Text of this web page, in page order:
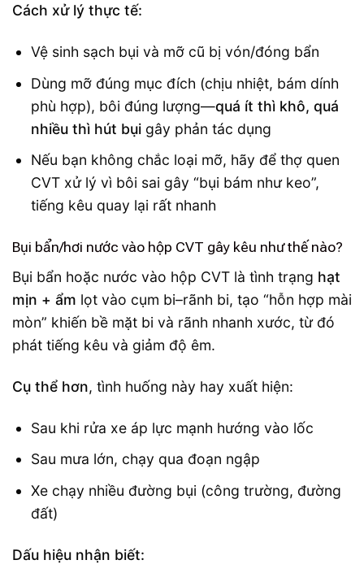
Cách xử lý thực tế:
Vệ sinh sạch bụi và mỡ cũ bị vón/đóng bẩn
Dùng mỡ đúng mục đích (chịu nhiệt, bám dính
phù hợp), bôi đúng lượng—quá ít thì khô, quá
nhiều thì hút bụigây phản tác dụng
Nếu bạn không chắc loại mỡ, hãy để thợ quen
CVT xử lý vì bôi sai gây “bụi bám như keo”,
tiếng kêu quay lại rất nhanh
Bụi bẩn/hơi nước vào hộp CVT gây kêu như thế nào?
Bụi bẩn hoặc nước vào hộp CVT là tình trạng hạt
mịn + ẩm lọt vào cụm bi–rãnh bi, tạo “hỗn hợp mài
mòn” khiến bề mặt bi và rãnh nhanh xước, từ đó
phát tiếng kêu và giảm độ êm.
Cụ thể hơn, tình huống này hay xuất hiện:
Sau khi rửa xe áp lực mạnh hướng vào lốc
Sau mưa lớn, chạy qua đoạn ngập
Xe chạy nhiều đường bụi (công trường, đường
đất)
Dấu hiệu nhận biết: